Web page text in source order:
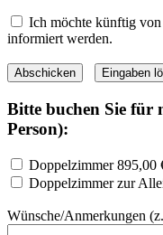
Ich möchte künftig
informiert werden.
Bitte buchen Sie für
Person):
Doppelzimmer 895,00
Doppelzimmer zur
Wünsche/Anmerkungen